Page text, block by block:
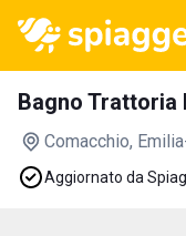
Bagno Trattoria
Comacchio,
Aggiornato da